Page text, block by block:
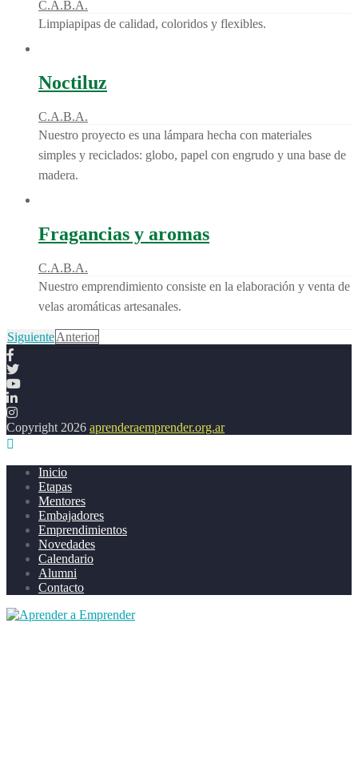
C.A.B.A.
Limpiapipas de calidad, coloridos y flexibles.
Noctiluz
C.A.B.A.
Nuestro proyecto es una lámpara hecha con materiales
simples y reciclados: globo, papel con engrudo y una base de
madera.
Fragancias y aromas
C.A.B.A.
Nuestro emprendimiento consiste en la elaboración y venta de
velas aromáticas artesanales.
SiguienteAnterior
Copyright 2026 aprenderaemprender.org.ar
Inicio
Etapas
Mentores
Embajadores
Emprendimientos
Novedades
Calendario
Alumni
Contacto